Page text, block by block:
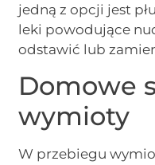
jedną z opcji jest
leki powodujące
odstawić lub
Domowe
wymioty
W przebiegu